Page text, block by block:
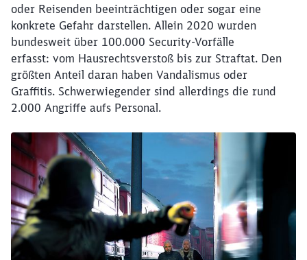
oder Reisenden beeinträchtigen oder sogar eine
konkrete Gefahr darstellen. Allein 2020 wurden
bundesweit über 100.000 Security-Vorfälle
erfasst: vom Hausrechtsverstoß bis zur Straftat. Den
größten Anteil daran haben Vandalismus oder
Graffitis. Schwerwiegender sind allerdings die rund
2.000 Angriffe aufs Personal.